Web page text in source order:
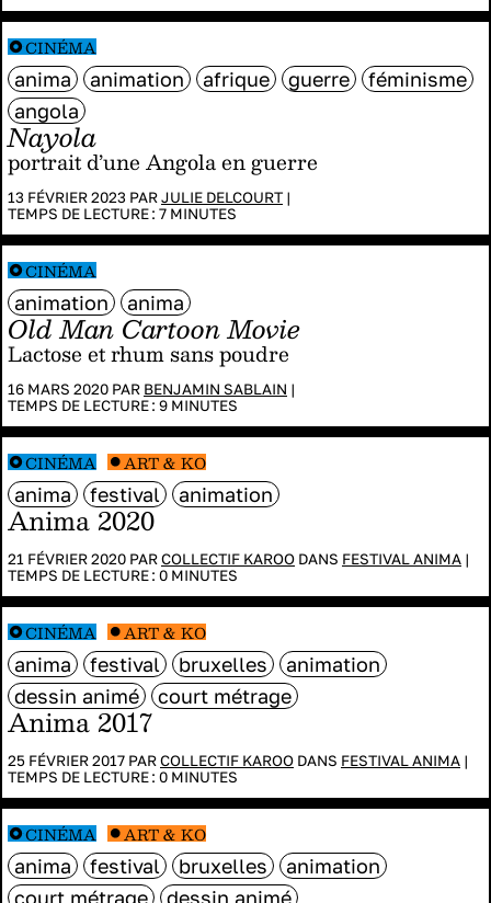
Nayola
portrait d’une Angola en guerre
13 FÉVRIER 2023 PARJULIE DELCOURT |
TEMPS DE LECTURE : 7 MINUTES
anima animation afrique guerre
féminisme
angola
CINÉMA
Old Man Cartoon Movie
Lactose et rhum sans poudre
16 MARS 2020 PAR BENJAMIN SABLAIN |
TEMPS DE LECTURE : 9 MINUTES
animation anima
CINÉMA
Anima 2020
21 FÉVRIER 2020 PARCOLLECTIF KAROO DANS FESTIVAL ANIMA |
TEMPS DE LECTURE : 0 MINUTES
anima festival animation
CINÉMA ART & KO
Anima 2017
25 FÉVRIER 2017 PARCOLLECTIF KAROO DANS FESTIVAL ANIMA |
TEMPS DE LECTURE : 0 MINUTES
anima festival bruxelles
animation
dessin animé
court métrage
CINÉMA ART & KO
anima festival bruxelles
animation
court métrage
dessin animé
CINÉMA ART & KO